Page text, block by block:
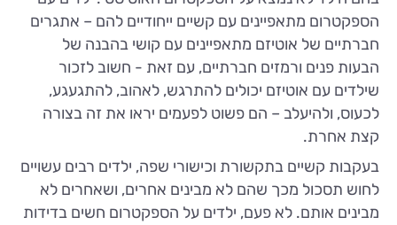
הספקטרום מתאפיינים עם קשיים ייחודיים להם – אתגרים
חברתיים של אוטיזם מתאפיינים עם קושי בהבנה של
הבעות פנים ורמזים חברתיים, עם זאת - חשוב לזכור
שילדים עם אוטיזם יכולים להתרגש, לאהוב, להתגעגע,
לכעוס, ולהיעלב – הם פשוט לפעמים יראו את זה בצורה
קצת אחרת.
בעקבות קשיים בתקשורת וכישורי שפה, ילדים רבים עשויים
לחוש תסכול מכך שהם לא מבינים אחרים, ושאחרים לא
מבינים אותם. לא פעם, ילדים על הספקטרום חשים בדידות